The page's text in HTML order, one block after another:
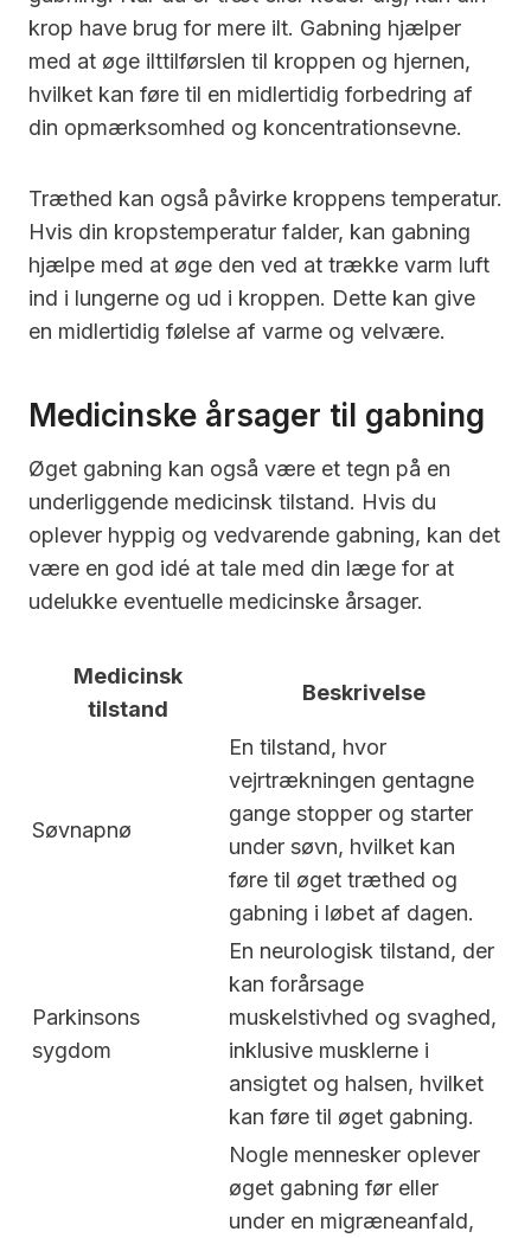
krop have brug for mere ilt. Gabning hjælper
med at øge ilttilførslen til kroppen og hjernen,
hvilket kan føre til en midlertidig forbedring af
din opmærksomhed og koncentrationsevne.
Træthed kan også påvirke kroppens temperatur.
Hvis din kropstemperatur falder, kan gabning
hjælpe med at øge den ved at trække varm luft
ind i lungerne og ud i kroppen. Dette kan give
en midlertidig følelse af varme og velvære.
Medicinske årsager til gabning
Øget gabning kan også være et tegn på en
underliggende medicinsk tilstand. Hvis du
oplever hyppig og vedvarende gabning, kan det
være en god idé at tale med din læge for at
udelukke eventuelle medicinske årsager.
Medicinsk
tilstand
Beskrivelse
Søvnapnø
En tilstand, hvor
vejrtrækningen gentagne
gange stopper og starter
under søvn, hvilket kan
føre til øget træthed og
gabning i løbet af dagen.
Parkinsons
sygdom
En neurologisk tilstand, der
kan forårsage
muskelstivhed og svaghed,
inklusive musklerne i
ansigtet og halsen, hvilket
kan føre til øget gabning.
Nogle mennesker oplever
øget gabning før eller
under en migræneanfald,